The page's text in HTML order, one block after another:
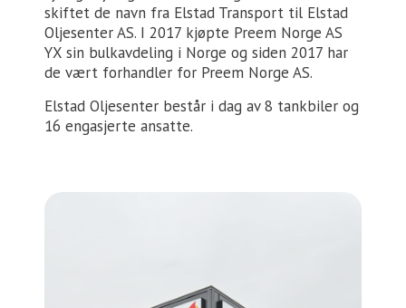
skiftet de navn fra Elstad Transport til Elstad
Oljesenter AS. I 2017 kjøpte Preem Norge AS
YX sin bulkavdeling i Norge og siden 2017 har
de vært forhandler for Preem Norge AS.
Elstad Oljesenter består i dag av 8 tankbiler og
16 engasjerte ansatte.